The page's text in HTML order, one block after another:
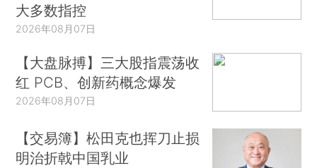
大多数指控
2026年08月07日
【大盘脉搏】三大股指震荡收
红 PCB、创新药概念爆发
2026年08月07日
【交易簿】松田克也挥刀止损
明治折戟中国乳业